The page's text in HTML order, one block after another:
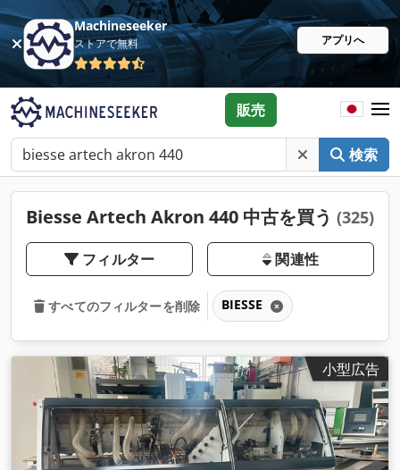
Machineseeker
ストアで無料 アプリへ
検索
販売
Biesse Artech Akron 440 中古を買う (325)
フィルター 関連性
すべてのフィルターを削除 BIESSE
小型広告